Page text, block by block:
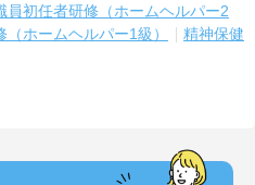
員初任者研修（ホームヘルパー2
（ホームヘルパー1級）
精神保健